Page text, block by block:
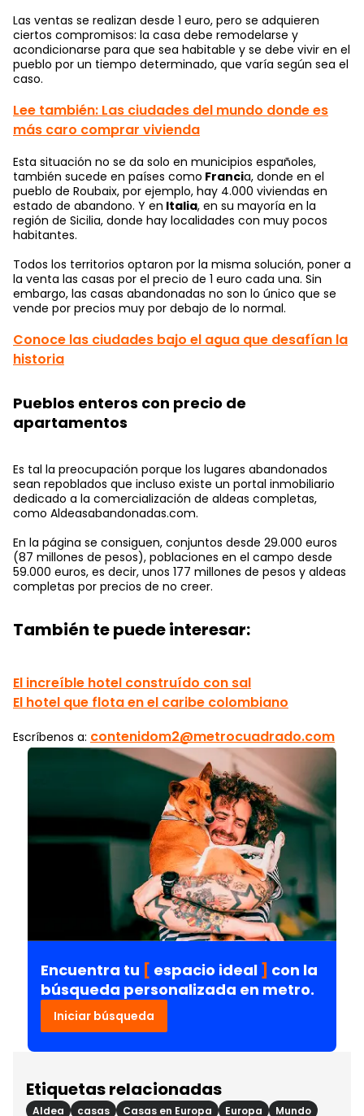
Las ventas se realizan desde 1 euro, pero se adquieren
ciertos compromisos: la casa debe remodelarse y
acondicionarse para que sea habitable y se debe vivir en el
pueblo por un tiempo determinado, que varía según sea el
caso.
Lee también: Las ciudades del mundo donde es
más caro comprar vivienda
Esta situación no se da solo en municipios españoles,
también sucede en países como Francia, donde en el
pueblo de Roubaix, por ejemplo, hay 4.000 viviendas en
estado de abandono. Y en Italia, en su mayoría en la
región de Sicilia, donde hay localidades con muy pocos
habitantes.
Todos los territorios optaron por la misma solución, poner a
la venta las casas por el precio de 1 euro cada una. Sin
embargo, las casas abandonadas no son lo único que se
vende por precios muy por debajo de lo normal.
Conoce las ciudades bajo el agua que desafían la
historia
Pueblos enteros con precio de
apartamentos
Es tal la preocupación porque los lugares abandonados
sean repoblados que incluso existe un portal inmobiliario
dedicado a la comercialización de aldeas completas,
como Aldeasabandonadas.com.
En la página se consiguen, conjuntos desde 29.000 euros
(87 millones de pesos), poblaciones en el campo desde
59.000 euros, es decir, unos 177 millones de pesos y aldeas
completas por precios de no creer.
También te puede interesar:
El increíble hotel construído con sal
El hotel que flota en el caribe colombiano
Escríbenos a: contenidom2@metrocuadrado.com
Encuentra tu [ espacio ideal ] con la
búsqueda personalizada en metro.
Iniciar búsqueda
Etiquetas relacionadas
Aldea casas Casas en Europa Europa Mundo